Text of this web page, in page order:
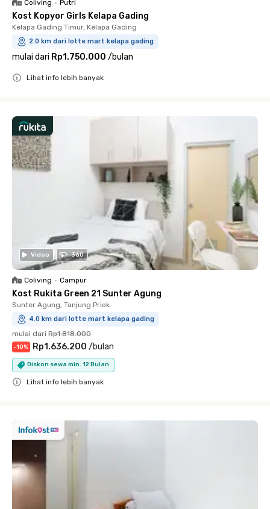
Coliving • Putri
Kost Kopyor Girls Kelapa Gading
Kelapa Gading Timur, Kelapa Gading
2.0 km dari lotte mart kelapa gading
mulai dari Rp1.750.000 /bulan
Lihat info lebih banyak
Video 360
Coliving • Campur
Kost Rukita Green 21 Sunter Agung
Sunter Agung, Tanjung Priok
4.0 km dari lotte mart kelapa gading
mulai dari Rp1.818.000
-10% Rp1.636.200 /bulan
Diskon sewa min. 12 Bulan
Lihat info lebih banyak